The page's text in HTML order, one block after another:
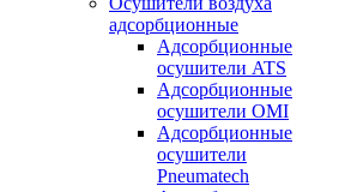
адсорбционные
Адсорбционные
осушители ATS
Адсорбционные
осушители OMI
Адсорбционные
осушители
Pneumatech